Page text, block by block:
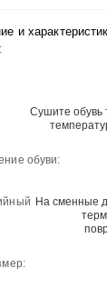
и
Сушите обувь
обуви:
На сменные